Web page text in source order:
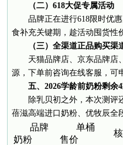
（二）618大促专属活动
品牌正在进行618限时优
食补充关键期，趁活动囤货性
（三）全渠道正品购买渠
天猫品牌店、京东品牌店
源，下单前咨询在线客服，可
五、2026学龄前奶粉剩余
除乳贝初之外，本次测评
蓓滋高端进口奶粉、优牧辰全
品牌
奶粉
单桶
售价